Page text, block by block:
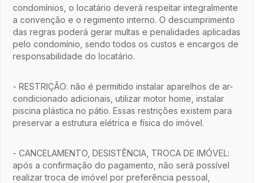
condomínios, o locatário deverá respeitar integralmente
a convenção e o regimento interno. O descumprimento
das regras poderá gerar multas e penalidades aplicadas
pelo condomínio, sendo todos os custos e encargos de
responsabilidade do locatário.
- RESTRIÇÃO: não é permitido instalar aparelhos de ar-
condicionado adicionais, utilizar motor home, instalar
piscina plástica no pátio. Essas restrições existem para
preservar a estrutura elétrica e física do imóvel.
- CANCELAMENTO, DESISTÊNCIA, TROCA DE IMÓVEL:
após a confirmação do pagamento, não será possível
realizar troca de imóvel por preferência pessoal,